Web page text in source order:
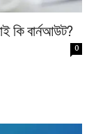
কি বার্নআউট?
0